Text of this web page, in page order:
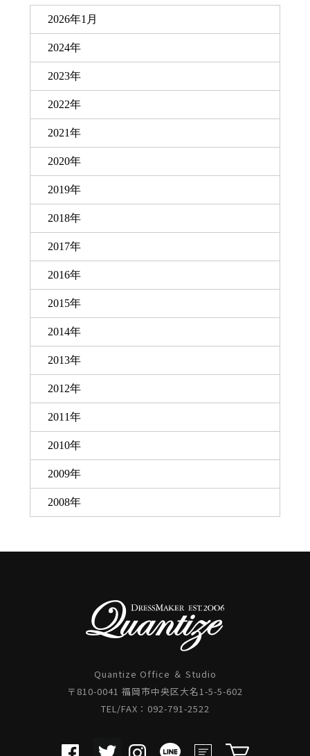
2026年1月
2024年
2023年
2022年
2021年
2020年
2019年
2018年
2017年
2016年
2015年
2014年
2013年
2012年
2011年
2010年
2009年
2008年
Quantize Office ＆ Studio
〒810-0041 福岡市中央区大名1-5-5-602
TEL/FAX：092-791-2522